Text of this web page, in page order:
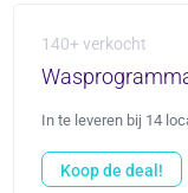
140+ verkocht
In te leveren bij 14
Koop de deal!